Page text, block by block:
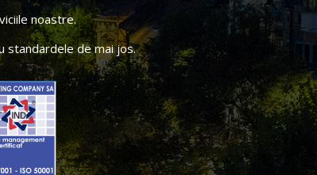
noastre.
standardele de mai jos.